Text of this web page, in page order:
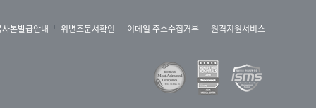
본발급안내 위변조문서확인 이메일 주소수집거부 원격지원서비스